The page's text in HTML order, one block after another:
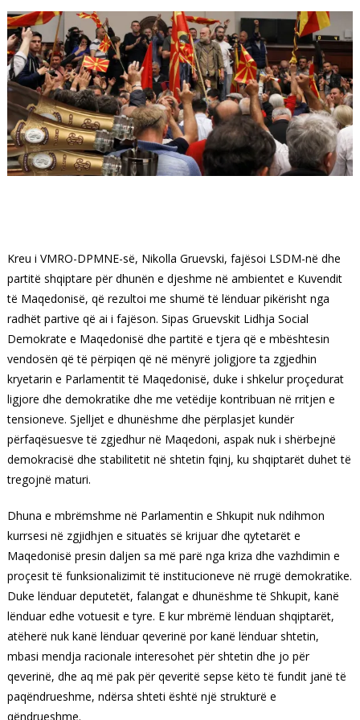
Kreu i VMRO-DPMNE-së, Nikolla Gruevski, fajësoi LSDM-në dhe
partitë shqiptare për dhunën e djeshme në ambientet e Kuvendit
të Maqedonisë, që rezultoi me shumë të lënduar pikërisht nga
radhët partive që ai i fajëson. Sipas Gruevskit Lidhja Social
Demokrate e Maqedonisë dhe partitë e tjera që e mbështesin
vendosën që të përpiqen që në mënyrë joligjore ta zgjedhin
kryetarin e Parlamentit të Maqedonisë, duke i shkelur proçedurat
ligjore dhe demokratike dhe me vetëdije kontribuan në rritjen e
tensioneve. Sjelljet e dhunëshme dhe përplasjet kundër
përfaqësuesve të zgjedhur në Maqedoni, aspak nuk i shërbejnë
demokracisë dhe stabilitetit në shtetin fqinj, ku shqiptarët duhet të
tregojnë maturi.
Dhuna e mbrëmshme në Parlamentin e Shkupit nuk ndihmon
kurrsesi në zgjidhjen e situatës së krijuar dhe qytetarët e
Maqedonisë presin daljen sa më parë nga kriza dhe vazhdimin e
proçesit të funksionalizimit të institucioneve në rrugë demokratike.
Duke lënduar deputetët, falangat e dhunëshme të Shkupit, kanë
lënduar edhe votuesit e tyre. E kur mbrëmë lënduan shqiptarët,
atëherë nuk kanë lënduar qeverinë por kanë lënduar shtetin,
mbasi mendja racionale interesohet për shtetin dhe jo për
qeverinë, dhe aq më pak për qeveritë sepse këto të fundit janë të
paqëndrueshme, ndërsa shteti është një strukturë e
qëndrueshme.